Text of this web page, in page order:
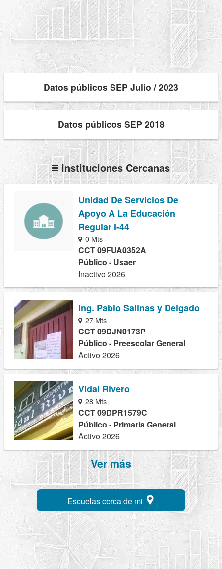
Datos públicos SEP Julio / 2023
Datos públicos SEP 2018
Instituciones Cercanas
Unidad De Servicios De
Apoyo A La Educación
Regular I-44
0 Mts
CCT 09FUA0352A
Público - Usaer
Inactivo 2026
Ing. Pablo Salinas y Delgado
27 Mts
CCT 09DJN0173P
Público - Preescolar General
Activo 2026
Vidal Rivero
28 Mts
CCT 09DPR1579C
Público - Primaria General
Activo 2026
Ver más
Escuelas cerca de mi